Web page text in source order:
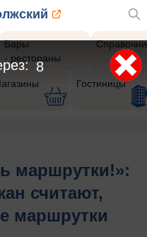
Бары
- рестораны
Гостиницы
маршрутки!»:
считают,
маршрутки
5